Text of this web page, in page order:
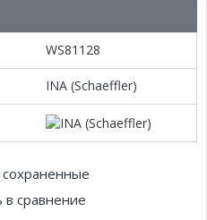
WS81128
INA (Schaeffler)
сравнение